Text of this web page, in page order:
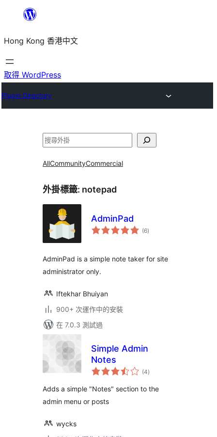
主
要
內
Hong Kong 香港中文
取得 WordPress
Plugin Directory
搜
AllCommunityCommercial
外掛標籤: notepad
AdminPad
(6總
評)
AdminPad is a simple note taker for site
administrator only.
Iftekhar Bhuiyan
900+ 次運作中的安裝
在 7.0.3 測試過
Simple Admin
Notes
(4總
評)
Adds a simple "Notes" section to the
admin menu or posts
wycks